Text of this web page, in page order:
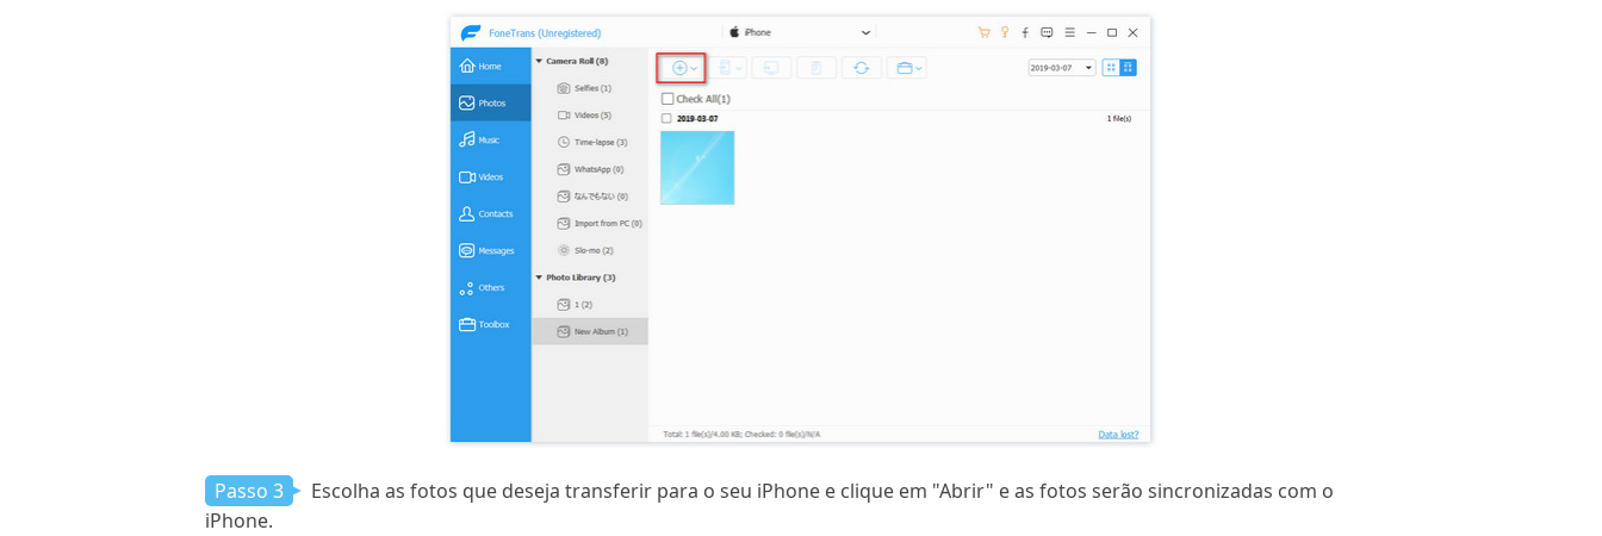
Passo 3
Escolha as fotos que deseja transferir para o seu iPhone e clique em "Abrir" e as fotos serão sincronizadas com o
iPhone.